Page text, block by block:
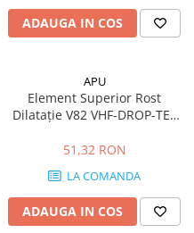
ADAUGA IN COS
APU
Element Superior Rost
Dilatație V82 VHF-DROP-TEX
51,32 RON
LA COMANDA
ADAUGA IN COS